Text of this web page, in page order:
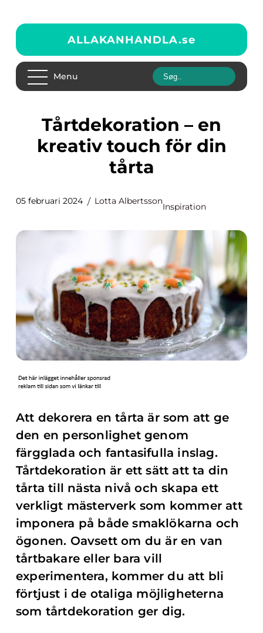
ALLAKANHANDLA.se
Menu
Tårtdekoration – en
kreativ touch för din
tårta
05 februari 2024 Lotta Albertsson
Inspiration
Att dekorera en tårta är som att ge
den en personlighet genom
färgglada och fantasifulla inslag.
Tårtdekoration är ett sätt att ta din
tårta till nästa nivå och skapa ett
verkligt mästerverk som kommer att
imponera på både smaklökarna och
ögonen. Oavsett om du är en van
tårtbakare eller bara vill
experimentera, kommer du att bli
förtjust i de otaliga möjligheterna
som tårtdekoration ger dig.